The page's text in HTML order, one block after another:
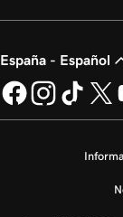
España - Español